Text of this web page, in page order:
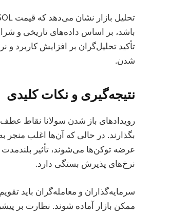
باشد، بر اساس داده‌های تاریخی و
تأکید تحلیل‌گران بر افزایش کاربرد
شدن.
نتیجه‌گیری و نکات کلیدی
رویدادهای باز شدن سولانا نقاط عطف
بگذارند. در حالی که آن‌ها اغلب
عرضه توکن‌ها می‌شوند، تأثیر
نرخ‌های پذیرش بستگی دارد.
ممکن بازار آماده شوند. نظارت بر